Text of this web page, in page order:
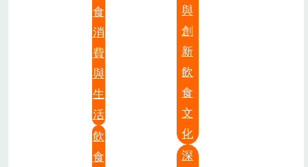
食
消
費
與
生
活
飲
食
與
創
新
飲
食
文
化
深